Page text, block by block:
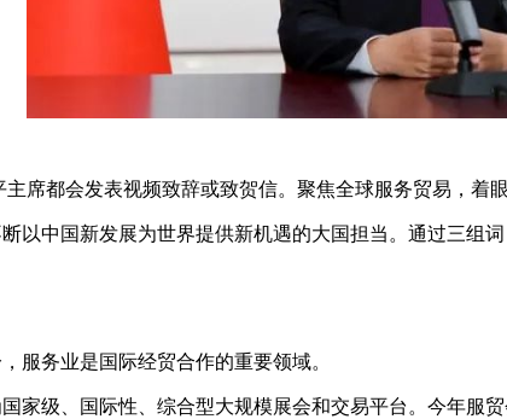
都会发表视频致辞或致贺信。聚焦全球服务贸易，着
以中国新发展为世界提供新机遇的大国担当。通过三组
务业是国际经贸合作的重要领域。
级、国际性、综合型大规模展会和交易平台。今年服贸